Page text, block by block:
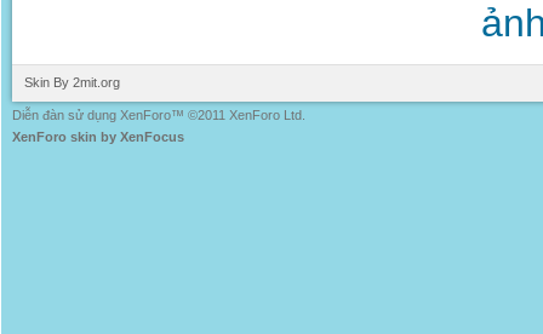
Skin By 2mit.org
Diễn đàn sử dụng XenForo™ ©2011 XenForo Ltd.
XenForo skin by XenFocus